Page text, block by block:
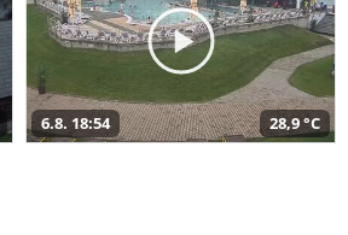
6.8. 18:54 28,9 °C